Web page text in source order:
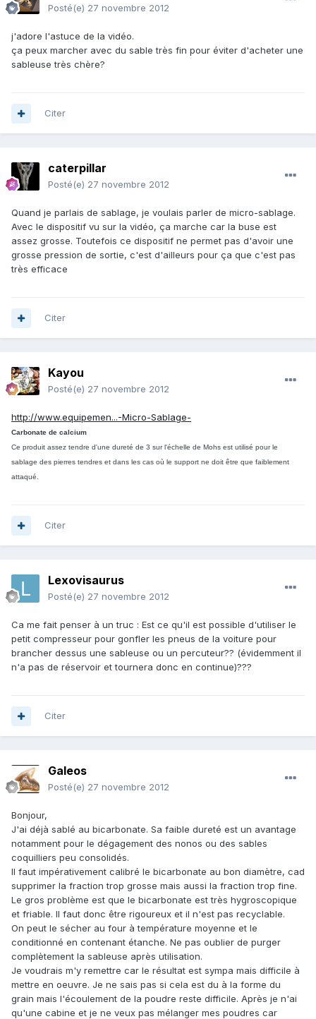
Posté(e) 27 novembre 2012
j'adore l'astuce de la vidéo.
ça peux marcher avec du sable très fin pour éviter d'acheter une
sableuse très chère?
Citer
caterpillar
Posté(e) 27 novembre 2012
Quand je parlais de sablage, je voulais parler de micro-sablage.
Avec le dispositif vu sur la vidéo, ça marche car la buse est
assez grosse. Toutefois ce dispositif ne permet pas d'avoir une
grosse pression de sortie, c'est d'ailleurs pour ça que c'est pas
très efficace
Citer
Kayou
Posté(e) 27 novembre 2012
http://www.equipemen...-Micro-Sablage-
Carbonate de calcium
Ce produit assez tendre d'une dureté de 3 sur l'échelle de Mohs est utilisé pour le
sablage des pierres tendres et dans les cas où le support ne doit être que faiblement
attaqué.
Citer
Lexovisaurus
Posté(e) 27 novembre 2012
Ca me fait penser à un truc : Est ce qu'il est possible d'utiliser le
petit compresseur pour gonfler les pneus de la voiture pour
brancher dessus une sableuse ou un percuteur?? (évidemment il
n'a pas de réservoir et tournera donc en continue)???
Citer
Galeos
Posté(e) 27 novembre 2012
Bonjour,
J'ai déjà sablé au bicarbonate. Sa faible dureté est un avantage
notamment pour le dégagement des nonos ou des sables
coquilliers peu consolidés.
Il faut impérativement calibré le bicarbonate au bon diamètre, cad
supprimer la fraction trop grosse mais aussi la fraction trop fine.
Le gros problème est que le bicarbonate est très hygroscopique
et friable. Il faut donc être rigoureux et il n'est pas recyclable.
On peut le sécher au four à température moyenne et le
conditionné en contenant étanche. Ne pas oublier de purger
complètement la sableuse après utilisation.
Je voudrais m'y remettre car le résultat est sympa mais difficile à
mettre en oeuvre. Je ne sais pas si cela est du à la forme du
grain mais l'écoulement de la poudre reste difficile. Après je n'ai
qu'une cabine et je ne veux pas mélanger mes poudres car